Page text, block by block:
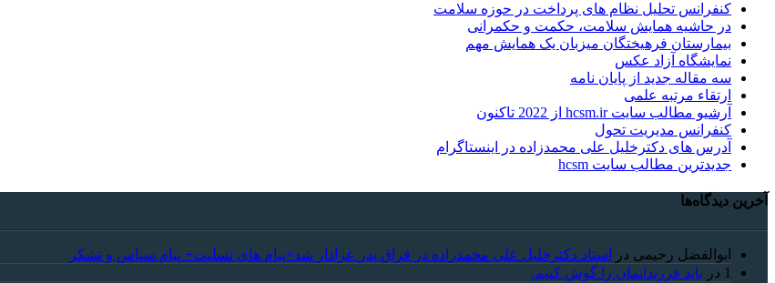
کنفرانس تحلیل نظام های پرداخت در حوزه سلامت
در حاشیه همایش سلامت، حکمت و حکمرانی
بیمارستان فرهیختگان میزبان یک همایش مهم
نمایشگاه آزاد عکس
سه مقاله جدید از پایان نامه
ارتقاء مرتبه علمی
آرشیو مطالب سایت hcsm.ir از 2022 تاکنون
کنفرانس مدیریت تحول
آدرس های دکترخلیل علی محمدزاده در اینستاگرام
جدیدترین مطالب سایت hcsm
آخرین دیدگاه‌ها
ابوالفضل رحیمی در
استاد دکترخلیل علی محمدزاده در فراق پدر عزادار شد+پیام های تسلیت+ پیام سپاس و تشکر
1 در باید فرزندانمان را گوش کنیم.